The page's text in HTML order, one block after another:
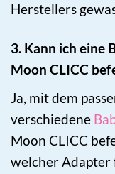
Herstellers
3. Kann ich eine
Moon CLICC
Ja, mit dem
verschiedene
Moon CLICC
welcher Adapter